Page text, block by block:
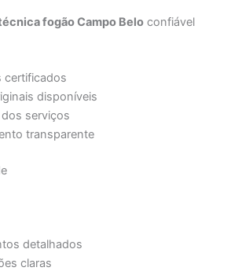
fogão Campo Belo confiável
certificados
disponíveis
serviços
transparente
detalhados
claras